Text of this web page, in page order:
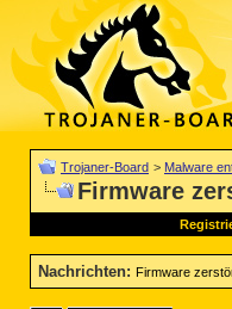
Trojaner-Board > Malware
Firmware
Nachrichten: Firmware